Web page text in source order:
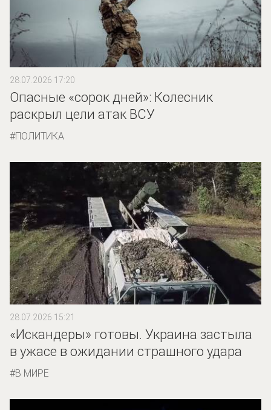
28.07.2026 17:20
Опасные «сорок дней»: Колесник
раскрыл цели атак ВСУ
ПОЛИТИКА
28.07.2026 15:21
«Искандеры» готовы. Украина застыла
в ужасе в ожидании страшного удара
В МИРЕ